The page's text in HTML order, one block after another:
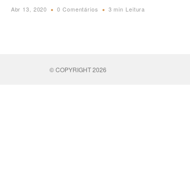
Abr 13, 2020 0 Comentários 3 min Leitura
© COPYRIGHT 2026